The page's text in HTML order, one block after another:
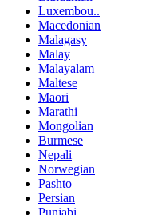
Luxembou..
Macedonian
Malagasy
Malay
Malayalam
Maltese
Maori
Marathi
Mongolian
Burmese
Nepali
Norwegian
Pashto
Persian
Punjabi